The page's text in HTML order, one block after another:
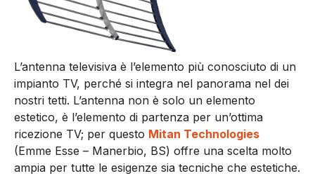
L’antenna televisiva è l’elemento più conosciuto di un
impianto TV, perché si integra nel panorama nel dei
nostri tetti. L’antenna non è solo un elemento
estetico, è l’elemento di partenza per un’ottima
ricezione TV; per questo Mitan Technologies
(Emme Esse – Manerbio, BS) offre una scelta molto
ampia per tutte le esigenze sia tecniche che estetiche.